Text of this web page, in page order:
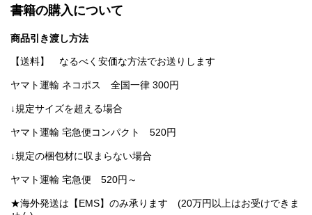
書籍の購入について
商品引き渡し方法
【送料】 なるべく安価な方法でお送りします
ヤマト運輸 ネコポス 全国一律 300円
↓規定サイズを超える場合
ヤマト運輸 宅急便コンパクト 520円
↓規定の梱包材に収まらない場合
ヤマト運輸 宅急便 520円～
★海外発送は【EMS】のみ承ります (20万円以上はお受けできま